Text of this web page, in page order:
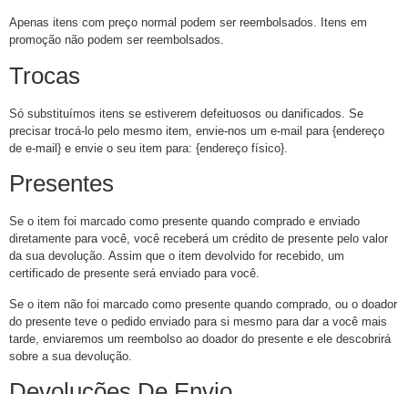
Apenas itens com preço normal podem ser reembolsados. Itens em
promoção não podem ser reembolsados.
Trocas
Só substituímos itens se estiverem defeituosos ou danificados. Se
precisar trocá-lo pelo mesmo item, envie-nos um e-mail para {endereço
de e-mail} e envie o seu item para: {endereço físico}.
Presentes
Se o item foi marcado como presente quando comprado e enviado
diretamente para você, você receberá um crédito de presente pelo valor
da sua devolução. Assim que o item devolvido for recebido, um
certificado de presente será enviado para você.
Se o item não foi marcado como presente quando comprado, ou o doador
do presente teve o pedido enviado para si mesmo para dar a você mais
tarde, enviaremos um reembolso ao doador do presente e ele descobrirá
sobre a sua devolução.